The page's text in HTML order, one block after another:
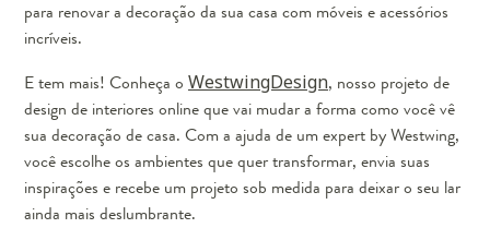
para renovar a decoração da sua casa com móveis e acessórios
incríveis.
E tem mais! Conheça o WestwingDesign, nosso projeto de
design de interiores online que vai mudar a forma como você vê
sua decoração de casa. Com a ajuda de um expert by Westwing,
você escolhe os ambientes que quer transformar, envia suas
inspirações e recebe um projeto sob medida para deixar o seu lar
ainda mais deslumbrante.